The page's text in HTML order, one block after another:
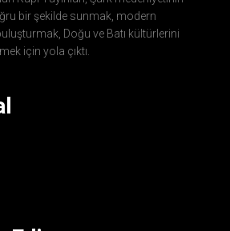
bir şekilde sunmak, modern
Doğu ve Batı kültürlerini
için yola çıktı.